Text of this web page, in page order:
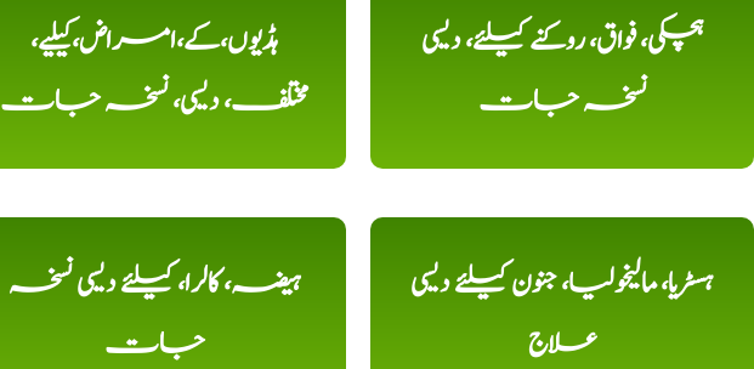
ہڈیوں،کے،امراض،کیلیے،
مختلف، دیسی، نسخہ جات
ہچکی، فواق، روکنے کیلئے، دیسی
نسخہ جات
ہیضہ، کالرا، کیلئے دیسی نسخہ
جات
ہسٹریا، مالیخولیا، جنون کیلئے دیسی
علاج